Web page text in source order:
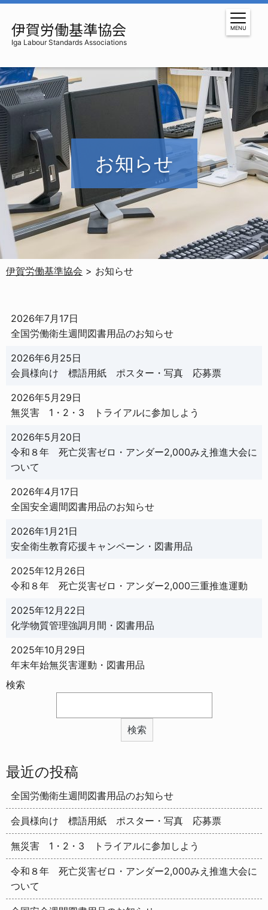
伊賀労働基準協会 MENU
お知らせ
伊賀労働基準協会 > お知らせ
2026年7月17日
全国労働衛生週間図書用品のお知らせ
2026年6月25日
会員様向け 標語用紙 ポスター・写真 応募票
2026年5月29日
無災害 1・2・3 トライアルに参加しよう
2026年5月20日
令和８年 死亡災害ゼロ・アンダー2,000みえ推進大会に
ついて
2026年4月17日
全国安全週間図書用品のお知らせ
2026年1月21日
安全衛生教育応援キャンペーン・図書用品
2025年12月26日
令和８年 死亡災害ゼロ・アンダー2,000三重推進運動
2025年12月22日
化学物質管理強調月間・図書用品
2025年10月29日
年末年始無災害運動・図書用品
検索
検索
最近の投稿
全国労働衛生週間図書用品のお知らせ
会員様向け 標語用紙 ポスター・写真 応募票
無災害 1・2・3 トライアルに参加しよう
令和８年 死亡災害ゼロ・アンダー2,000みえ推進大会に
ついて